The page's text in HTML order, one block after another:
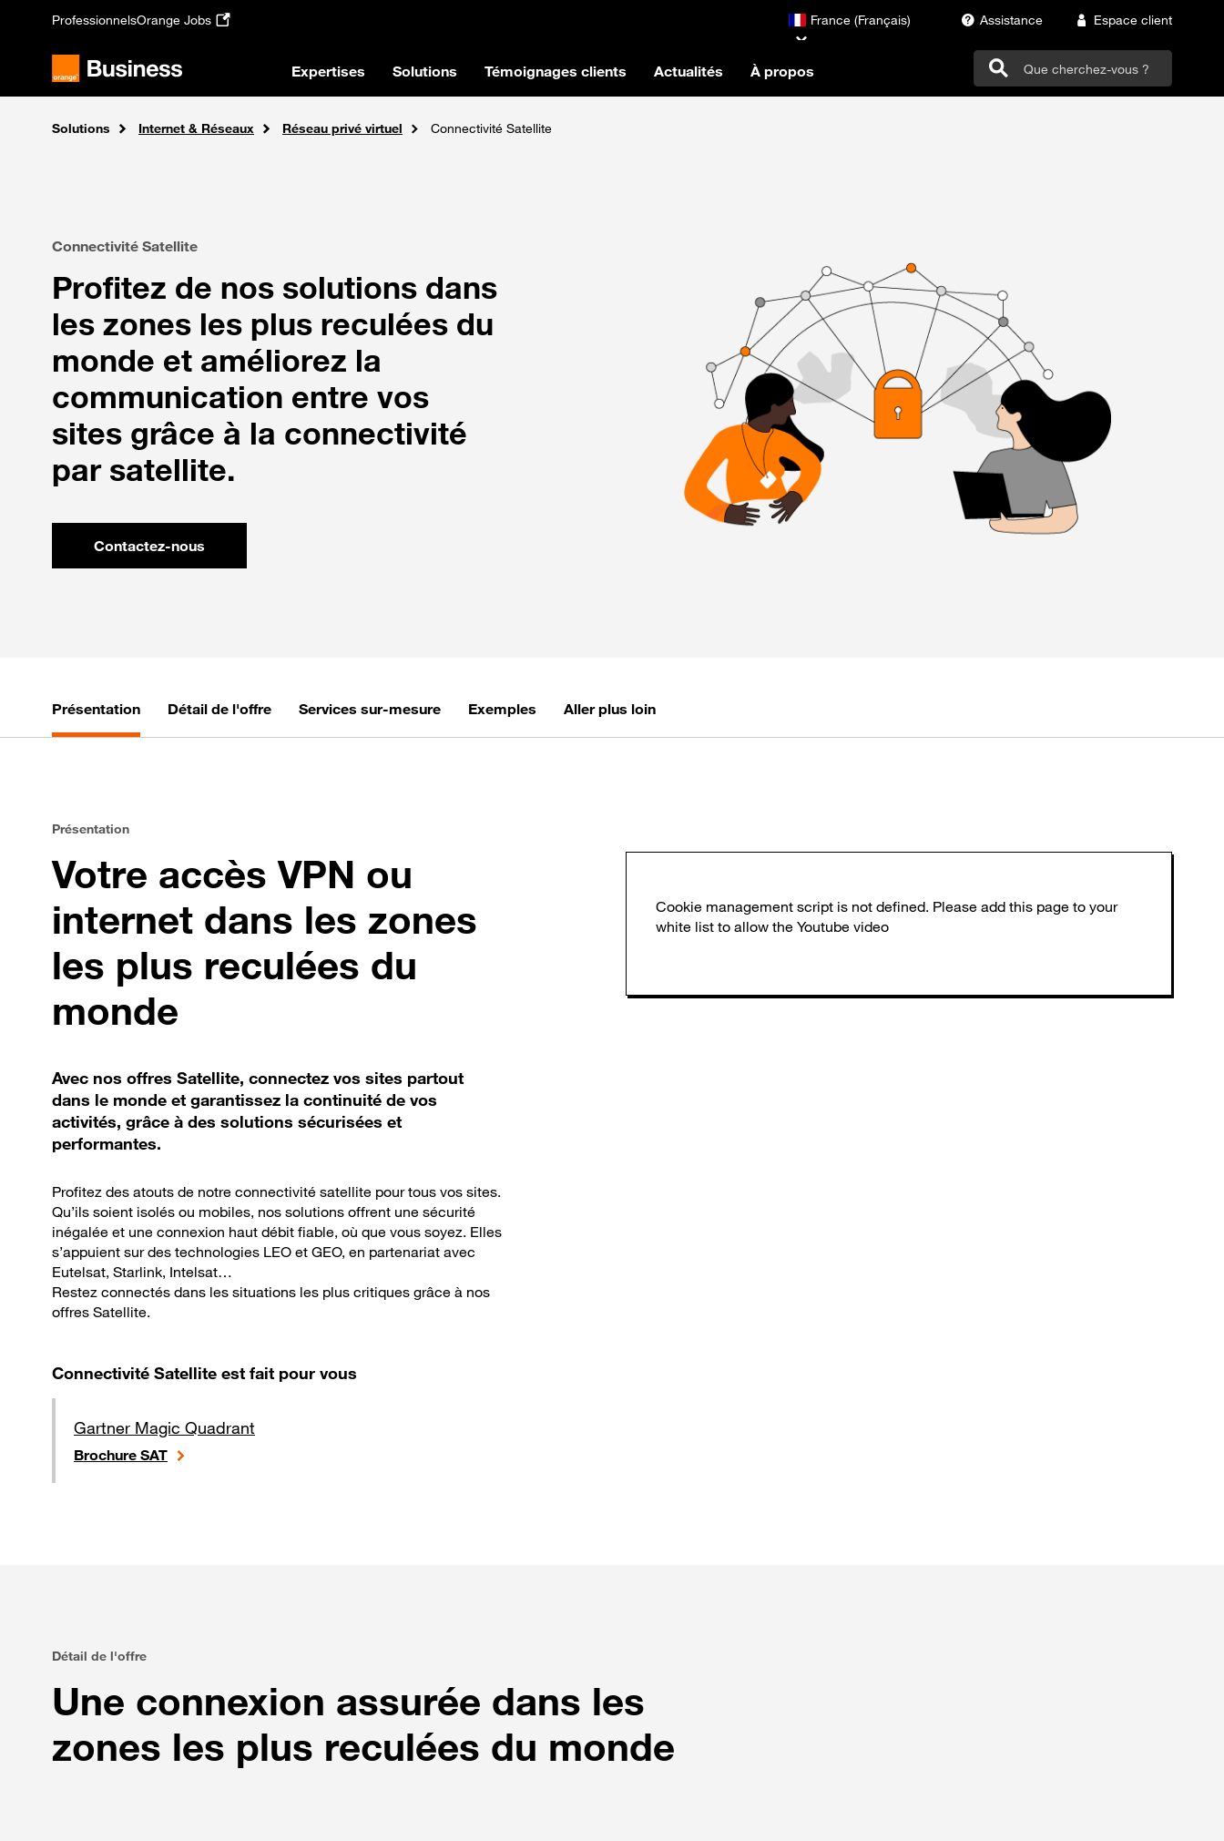
ProfessionnelsOrange Jobs France (Français) Assistance Espace client
Expertises Solutions Témoignages clients Actualités À propos
Accueil
Solutions Internet & Réseaux Réseau privé virtuel Connectivité Satellite
Connectivité Satellite
Profitez de nos solutions dans
les zones les plus reculées du
monde et améliorez la
communication entre vos
sites grâce à la connectivité
par satellite.
Contactez-nous
Présentation Détail de l'offre Services sur-mesure Exemples Aller plus loin
Présentation
Votre accès VPN ou
internet dans les zones
les plus reculées du
monde
Avec nos offres Satellite, connectez vos sites partout
dans le monde et garantissez la continuité de vos
activités, grâce à des solutions sécurisées et
performantes.
Profitez des atouts de notre connectivité satellite pour tous vos sites.
Qu’ils soient isolés ou mobiles, nos solutions offrent une sécurité
inégalée et une connexion haut débit fiable, où que vous soyez. Elles
s’appuient sur des technologies LEO et GEO, en partenariat avec
Eutelsat, Starlink, Intelsat…
Restez connectés dans les situations les plus critiques grâce à nos
offres Satellite.
Connectivité Satellite est fait pour vous
Gartner Magic Quadrant
Brochure SAT
Détail de l'offre
Une connexion assurée dans les
zones les plus reculées du monde